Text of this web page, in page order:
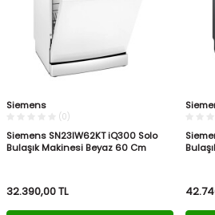
Siemens
(0)
Siemens SN23IW62KT iQ300 Solo
Bulaşık Makinesi Beyaz 60 Cm
32.390,00TL